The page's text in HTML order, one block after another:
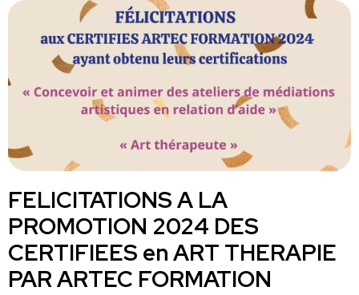
FELICITATIONS A LA
PROMOTION 2024 DES
CERTIFIEES en ART THERAPIE
PAR ARTEC FORMATION